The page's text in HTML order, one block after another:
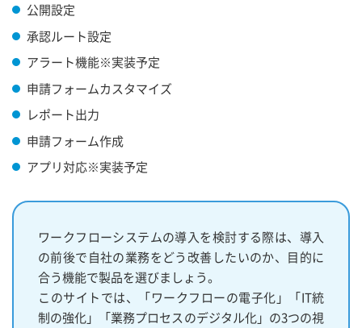
公開設定
承認ルート設定
アラート機能※実装予定
申請フォームカスタマイズ
レポート出力
申請フォーム作成
アプリ対応※実装予定
ワークフローシステムの導入を検討する際は、導入
の前後で自社の業務をどう改善したいのか、目的に
合う機能で製品を選びましょう。
このサイトでは、「ワークフローの電子化」「IT統
制の強化」「業務プロセスのデジタル化」の3つの視